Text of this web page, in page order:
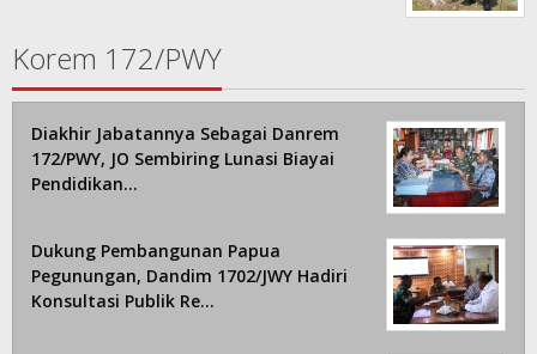
Korem 172/PWY
Diakhir Jabatannya Sebagai Danrem
172/PWY, JO Sembiring Lunasi Biayai
Pendidikan…
Dukung Pembangunan Papua
Pegunungan, Dandim 1702/JWY Hadiri
Konsultasi Publik Re…